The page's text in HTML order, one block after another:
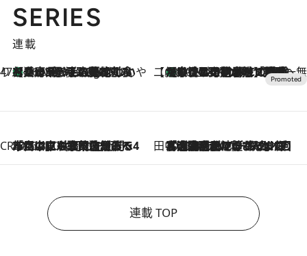
SERIES
連載
47都道府県の手みやげ ひんやりスイーツで夏を満喫
16 Minutes Ago
【兵庫県】この夏絶対食べたい 冷やしておいしいおやつ3選 淡路島の恵みをジェラートに集約 【CREA×星野リゾート】唯一無二。癒しと発見が待つ場所へ
2026.8.7
【トンボの足水浴】ヒノキの香りに包まれて涼感マックス！約13℃の湧水かけ流しを避暑地「星野温泉 トンボの湯」で体験
CREA'S CHOICE
2026.8.7
「立川にも歌舞伎があるんだよ」 片岡仁左衛門・市川中車ら豪華座組みで4年目の立川立飛歌舞伎へ 田中稲の勝手に再ブーム
2026.8.7
「湘南乃風に憧れて」観客大盛上がりの“タオル回し”に、ラッパー顔負けの高速歌唱まで…さだまさし（74）のアグレッシブすぎる現在地
連載 TOP